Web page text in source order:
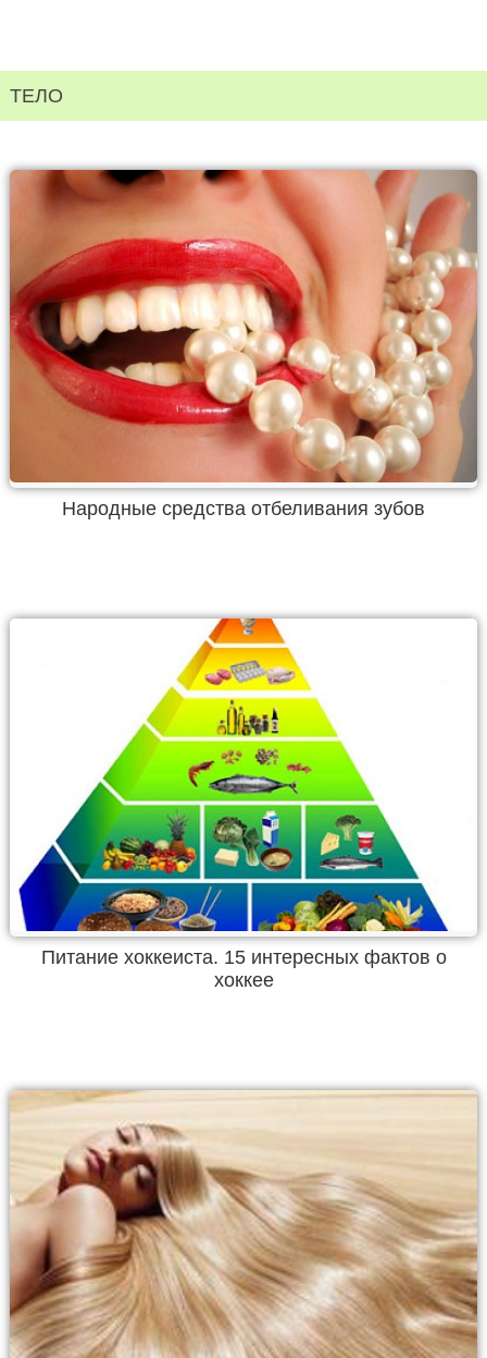
ТЕЛО
Народные средства отбеливания зубов
Питание хоккеиста. 15 интересных фактов о
хоккее